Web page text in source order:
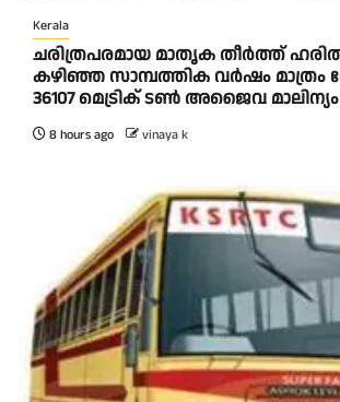
Kerala
ചരിത്രപരമായ മാതൃക തീര്‍ത്ത്
കഴിഞ്ഞ സാമ്പത്തിക വര്‍ഷം മാത്രം
36107 മെട്രിക് ടണ്‍ അജൈവ മാലിന്യം
8 hours ago vinaya k